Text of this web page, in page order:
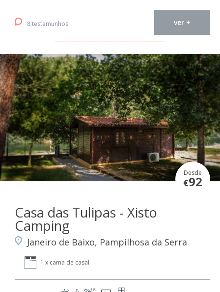
8 testemunhos ver +
Desde
€92
Casa das Tulipas - Xisto
Camping
Janeiro de Baixo, Pampilhosa da Serra
1 x cama de casal